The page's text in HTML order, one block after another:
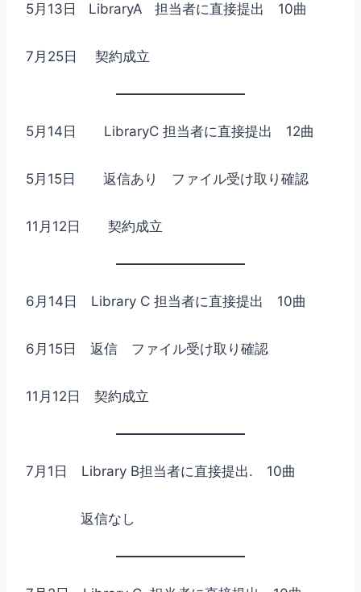
5月13日 LibraryA 担当者に直接提出 10曲
7月25日 契約成立
5月14日 LibraryC 担当者に直接提出 12曲
5月15日 返信あり ファイル受け取り確認
11月12日 契約成立
6月14日 Library C 担当者に直接提出 10曲
6月15日 返信 ファイル受け取り確認
11月12日 契約成立
7月1日 Library B担当者に直接提出. 10曲
返信なし